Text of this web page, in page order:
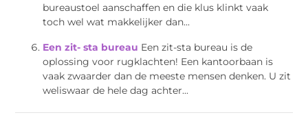
bureaustoel aanschaffen en die klus klinkt vaak
toch wel wat makkelijker dan...
Een zit- sta bureau Een zit-sta bureau is de
oplossing voor rugklachten! Een kantoorbaan is
vaak zwaarder dan de meeste mensen denken. U zit
weliswaar de hele dag achter...